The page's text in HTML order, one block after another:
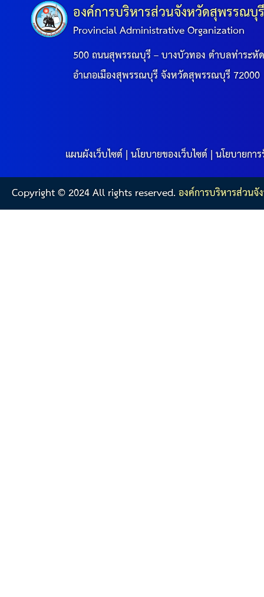
องค์การบริหารส่วนจังหวัดสุพรรณบุ
Provincial Administrative Organization
500 ถนนสุพรรณบุรี – บางบัวทอง ตำบลท่าระหั
อำเภอเมืองสุพรรณบุรี จังหวัดสุพรรณบุรี 72000
แผนผังเว็บไซต์|นโยบายของเว็บไซต์|นโยบายกา
Copyright © 2024 All rights reserved.องค์การบริหารส่วน